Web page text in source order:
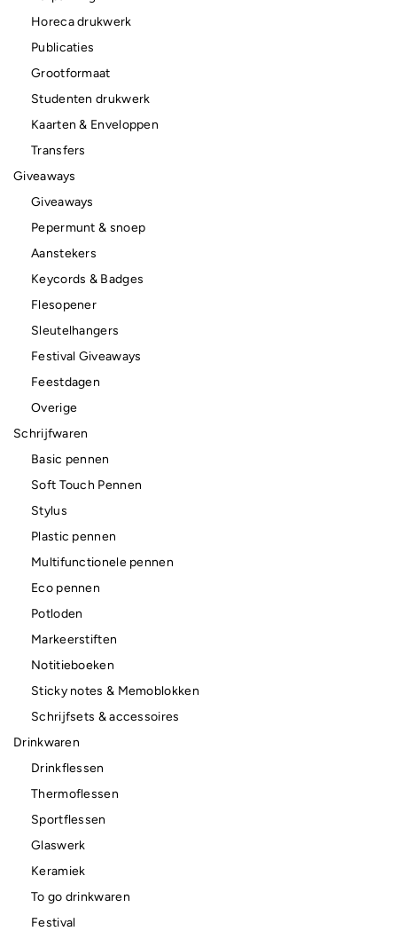
Horeca drukwerk
Publicaties
Grootformaat
Studenten drukwerk
Kaarten & Enveloppen
Transfers
Giveaways
Giveaways
Pepermunt & snoep
Aanstekers
Keycords & Badges
Flesopener
Sleutelhangers
Festival Giveaways
Feestdagen
Overige
Schrijfwaren
Basic pennen
Soft Touch Pennen
Stylus
Plastic pennen
Multifunctionele pennen
Eco pennen
Potloden
Markeerstiften
Notitieboeken
Sticky notes & Memoblokken
Schrijfsets & accessoires
Drinkwaren
Drinkflessen
Thermoflessen
Sportflessen
Glaswerk
Keramiek
To go drinkwaren
Festival